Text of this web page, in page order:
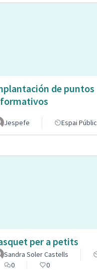
de puntos
Jespefe Espai Públic
per a petits
Sandra Soler Castells
0
0